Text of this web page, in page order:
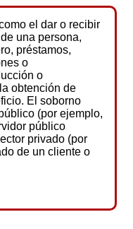
el dar o recibir
una persona,
préstamos,
o
o
obtención de
El soborno
(por ejemplo,
público
privado (por
de un cliente o